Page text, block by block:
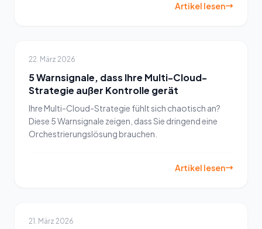
Artikel lesen
22. März 2026
5 Warnsignale, dass Ihre Multi-Cloud-
Strategie außer Kontrolle gerät
Ihre Multi-Cloud-Strategie fühlt sich chaotisch an?
Diese 5 Warnsignale zeigen, dass Sie dringend eine
Orchestrierungslösung brauchen.
Artikel lesen
21. März 2026